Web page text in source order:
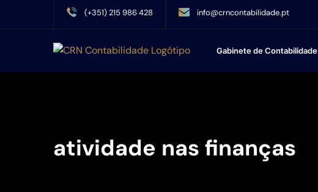
(+351) 215 986 428 info@crncontabilidade.pt
Gabinete de Contabilidade
atividade nas finanças